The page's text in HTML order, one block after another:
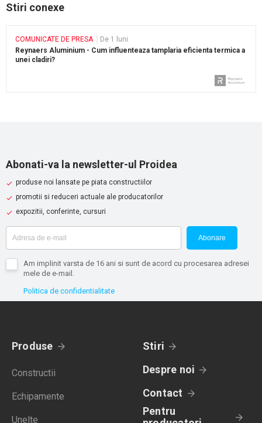
Stiri conexe
COMUNICATE DE PRESA
De 1 luni
Reynaers Aluminium - Cum influenteaza tamplaria eficienta termica a
unei cladiri?
Abonati-va la newsletter-ul Proidea
produse noi lansate pe piata constructiilor
promotii si reduceri actuale ale producatorilor
expozitii, conferinte, cursuri
Abonare
Am implinit varsta de 16 ani si sunt de acord cu procesarea adresei
mele de e-mail.
Politica de confidentialitate
Produse
Constructii
Echipamente
Unelte
Stiri
Despre noi
Contact
Pentru